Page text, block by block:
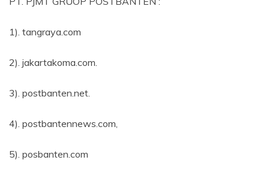
1). tangraya.com
2). jakartakoma.com.
3). postbanten.net.
4). postbantennews.com,
5). posbanten.com